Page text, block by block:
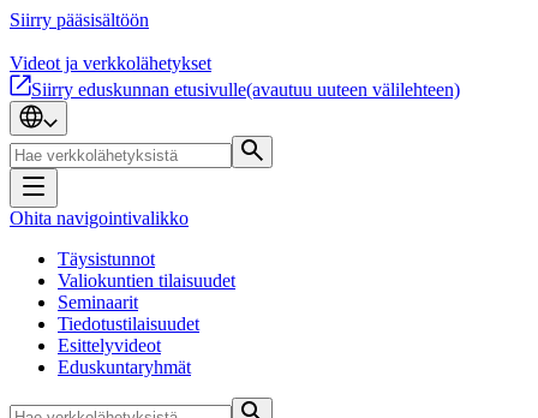
Siirry pääsisältöön
Videot ja verkkolähetykset
Siirry eduskunnan etusivulle(avautuu uuteen välilehteen)
Ohita navigointivalikko
Täysistunnot
Valiokuntien tilaisuudet
Seminaarit
Tiedotustilaisuudet
Esittelyvideot
Eduskuntaryhmät